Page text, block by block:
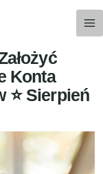
Konta
⭐️ Sierpień